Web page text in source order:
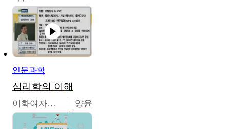
인문과학
심리학의 이해
이화여자대학교 양윤